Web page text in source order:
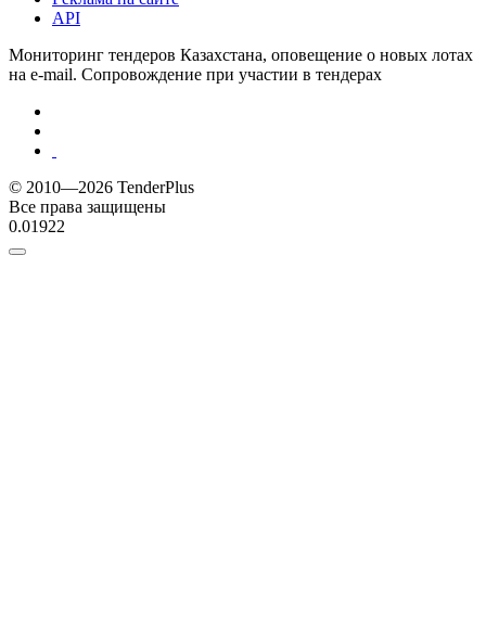
API
Мониторинг тендеров Казахстана, оповещение о новых лотах
на e-mail. Сопровождение при участии в тендерах
© 2010—2026 TenderPlus
Все права защищены
0.01922